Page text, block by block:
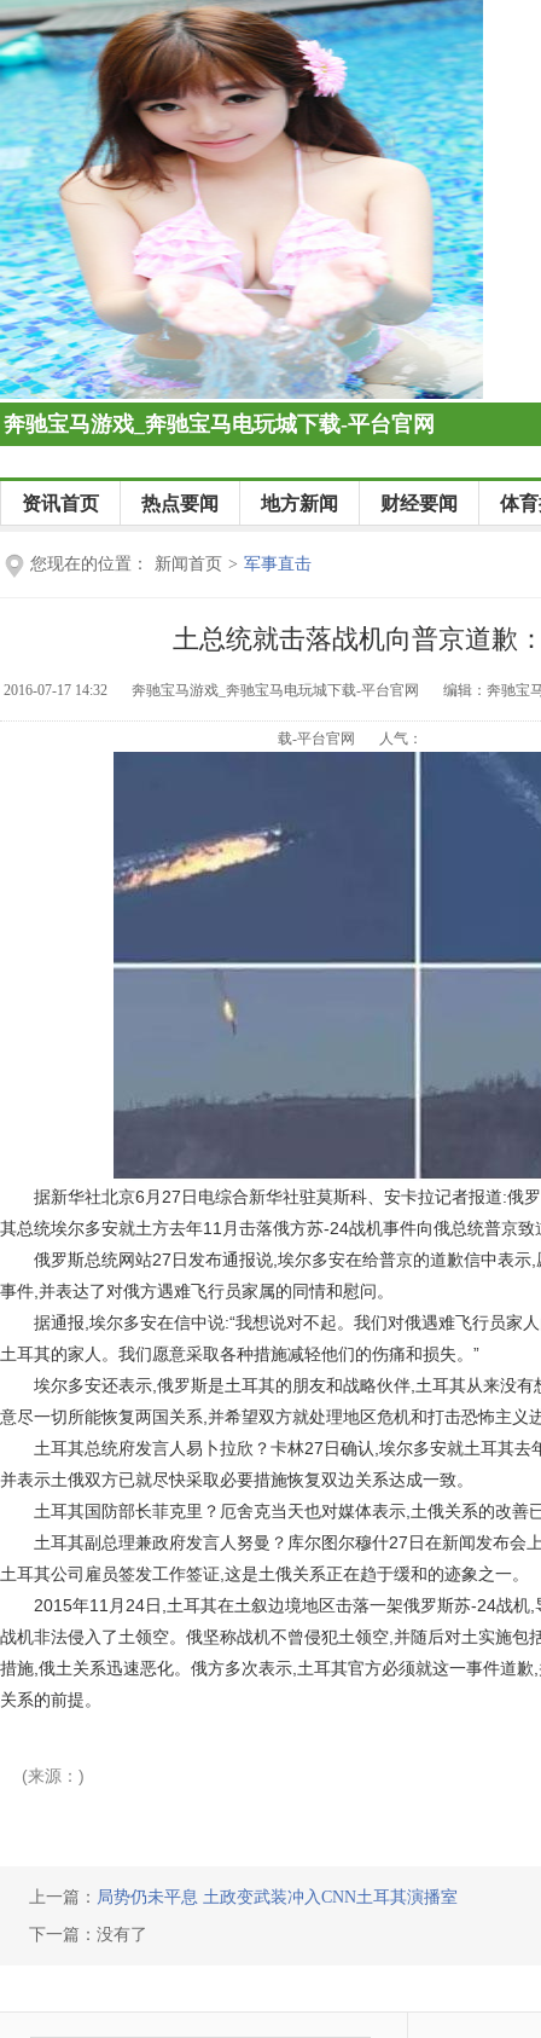
奔驰宝马游戏_奔驰宝马电玩城下载-平台官网
资讯首页 热点要闻 地方新闻 财经要闻 体
您现在的位置： 新闻首页 > 军事直击
土总统就击落战机向普京道歉
2016-07-17 14:32 奔驰宝马游戏_奔驰宝马电玩城下载-平台官网 编辑：奔驰宝
载-平台官网 人气：
据新华社北京6月27日电综合新华社驻莫斯科、安卡拉记者报道:俄
其总统埃尔多安就土方去年11月击落俄方苏-24战机事件向俄总统普京致
俄罗斯总统网站27日发布通报说,埃尔多安在给普京的道歉信中表示,
事件,并表达了对俄方遇难飞行员家属的同情和慰问。
据通报,埃尔多安在信中说:“我想说对不起。我们对俄遇难飞行员家
土耳其的家人。我们愿意采取各种措施减轻他们的伤痛和损失。”
埃尔多安还表示,俄罗斯是土耳其的朋友和战略伙伴,土耳其从来没有
意尽一切所能恢复两国关系,并希望双方就处理地区危机和打击恐怖主义
土耳其总统府发言人易卜拉欣？卡林27日确认,埃尔多安就土耳其去
并表示土俄双方已就尽快采取必要措施恢复双边关系达成一致。
土耳其国防部长菲克里？厄舍克当天也对媒体表示,土俄关系的改善
土耳其副总理兼政府发言人努曼？库尔图尔穆什27日在新闻发布会
土耳其公司雇员签发工作签证,这是土俄关系正在趋于缓和的迹象之一。
2015年11月24日,土耳其在土叙边境地区击落一架俄罗斯苏-24战机,
战机非法侵入了土领空。俄坚称战机不曾侵犯土领空,并随后对土实施包
措施,俄土关系迅速恶化。俄方多次表示,土耳其官方必须就这一事件道
关系的前提。
(来源：)
上一篇： 局势仍未平息 土政变武装冲入CNN土耳其演播室
下一篇：没有了